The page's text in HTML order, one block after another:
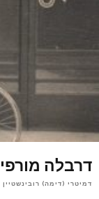
דרבלה
דמיטרי (דימה) רובינשטיין